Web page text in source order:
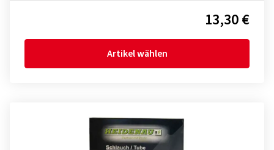
13,30 €
Artikel wählen